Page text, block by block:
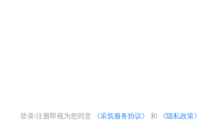
登录/注册即视为您同意 《采筑服务协议》 和 《隐私政策》